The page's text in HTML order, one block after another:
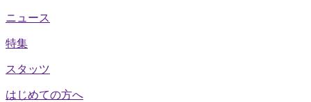
ニュース
特集
スタッツ
はじめての方へ